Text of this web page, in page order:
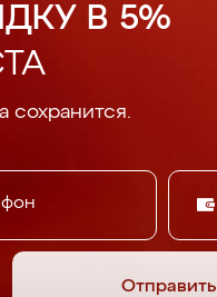
В 5%
сохранится.
Отправить